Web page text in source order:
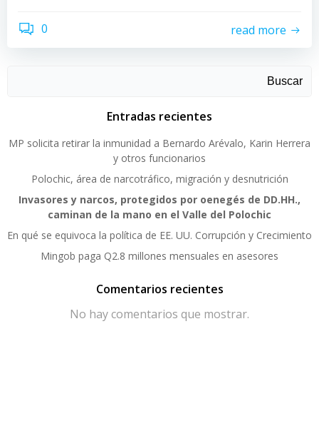
0 read more
Buscar
Entradas recientes
MP solicita retirar la inmunidad a Bernardo Arévalo, Karin Herrera
y otros funcionarios
Polochic, área de narcotráfico, migración y desnutrición
Invasores y narcos, protegidos por oenegés de DD.HH.,
caminan de la mano en el Valle del Polochic
En qué se equivoca la política de EE. UU. Corrupción y Crecimiento
Mingob paga Q2.8 millones mensuales en asesores
Comentarios recientes
No hay comentarios que mostrar.